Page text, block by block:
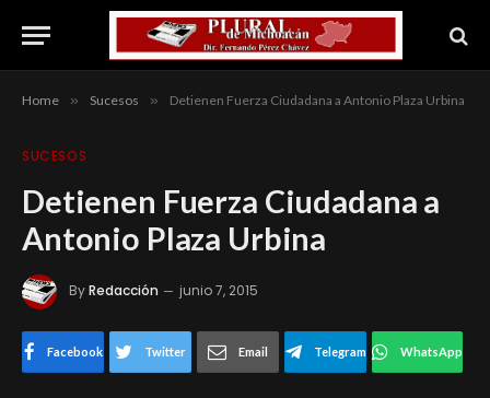
Home » Sucesos » Detienen Fuerza Ciudadana a Antonio Plaza Urbina
SUCESOS
Detienen Fuerza Ciudadana a
Antonio Plaza Urbina
ByRedacción junio 7, 2015
Facebook Twitter Email Telegram WhatsApp